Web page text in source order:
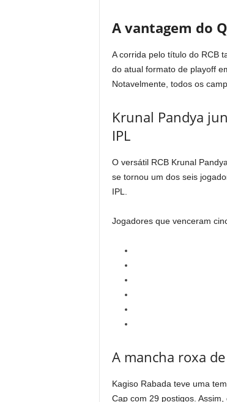
A vantagem do
A corrida pelo título do RCB
do atual formato de playoff
Notavelmente, todos os
Krunal Pandya
IPL
O versátil RCB Krunal
se tornou um dos seis
IPL.
Jogadores que venceram
A mancha roxa
Kagiso Rabada teve uma
Cap com 29 postigos.